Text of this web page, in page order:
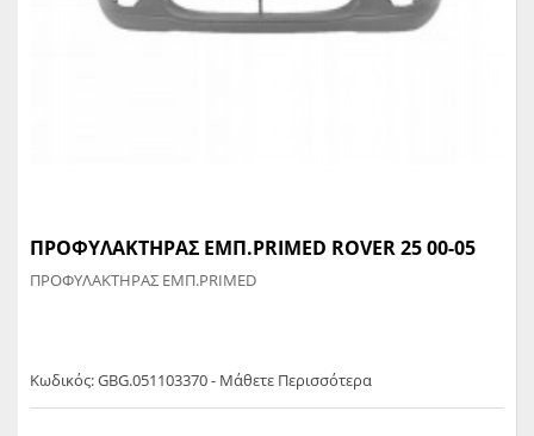
ΠΡΟΦΥΛΑΚΤΗΡΑΣ ΕΜΠ.PRIMED ROVER 25 00-05
ΠΡΟΦΥΛΑΚΤΗΡΑΣ ΕΜΠ.PRIMED
Κωδικός: GBG.051103370 - Μάθετε Περισσότερα